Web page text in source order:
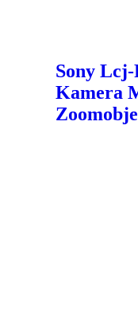
Sony
Kamera